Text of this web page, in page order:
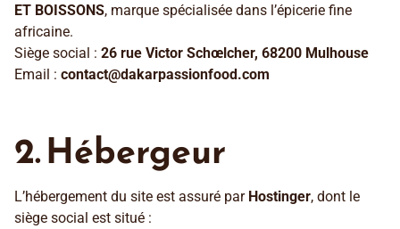
ET BOISSONS, marque spécialisée dans l’épicerie fine
africaine.
Siège social : 26 rue Victor Schœlcher, 68200 Mulhouse
Email : contact@dakarpassionfood.com
2. Hébergeur
L’hébergement du site est assuré par Hostinger, dont le
siège social est situé :